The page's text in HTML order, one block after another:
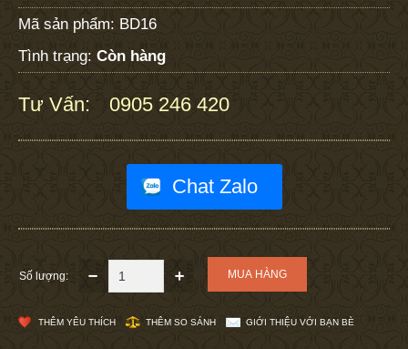
Mã sản phẩm: BD16
Tình trạng: Còn hàng
Tư Vấn: 0905 246 420
Chat Zalo
Số lượng:
THÊM YÊU THÍCH THÊM SO SÁNH GIỚI THIỆU VỚI BẠN BÈ